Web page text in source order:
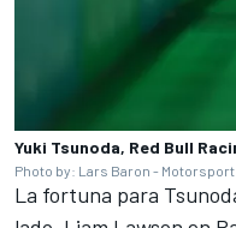
Yuki Tsunoda, Red Bull
Photo by: Lars Baron -
La fortuna para